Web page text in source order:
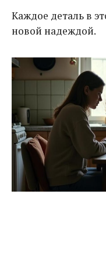
Каждое деталь в
новой надеждой.